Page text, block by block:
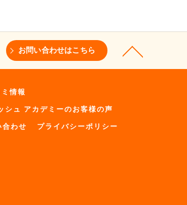
お問い合わせはこちら
情報
シュ アカデミーのお客様の声
わせ
プライバシーポリシー